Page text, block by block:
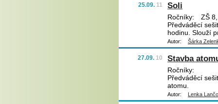
25.09. 11 Soli
Ročníky:
ZŠ 8,
Předváděcí
hodinu. Slouží
Autor: Šárka
27.09. 10 Stavba
Ročníky:
Předváděcí
atomu.
Autor: Lenka